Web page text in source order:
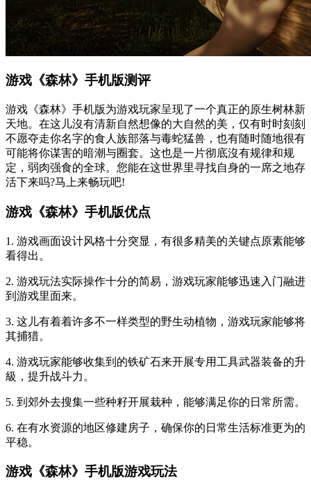
游戏《森林》手机版测评
游戏《森林》手机版为游戏玩家呈现了一个真正的原生树林新
天地。在这儿沒有清新自然想像的大自然的美，仅有时时刻刻
不愿夺走你名字的食人族部落与毒蛇猛兽，也有随时随地很有
可能将你谋害的暗潮与圈套。这也是一片彻底沒有规律和规
定，弱肉强食的全球。您能在这世界里寻找自身的一席之地存
活下来吗?马上来畅玩吧!
游戏《森林》手机版优点
1. 游戏画面设计风格十分突显，有很多精美的关键点原素能够
看得出。
2. 游戏玩法实际操作十分的简易，游戏玩家能够迅速入门融进
到游戏里面来。
3. 这儿有着着许多不一样类型的野生动植物，游戏玩家能够将
其捕猎。
4. 游戏玩家能够收集到的铁矿石来开展专用工具武器装备的升
級，提升战斗力。
5. 到郊外去搜集一些种籽开展栽种，能够满足你的日常所需。
6. 在有水资源的地区修建房子，确保你的日常生活标准更为的
平稳。
游戏《森林》手机版游戏玩法